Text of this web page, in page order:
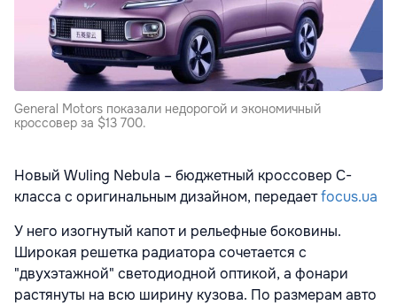
General Motors показали недорогой и экономичный
кроссовер за $13 700.
Новый Wuling Nebula – бюджетный кроссовер С-
класса с оригинальным дизайном, передаетfocus.ua
У него изогнутый капот и рельефные боковины.
Широкая решетка радиатора сочетается с
"двухэтажной" светодиодной оптикой, а фонари
растянуты на всю ширину кузова. По размерам авто